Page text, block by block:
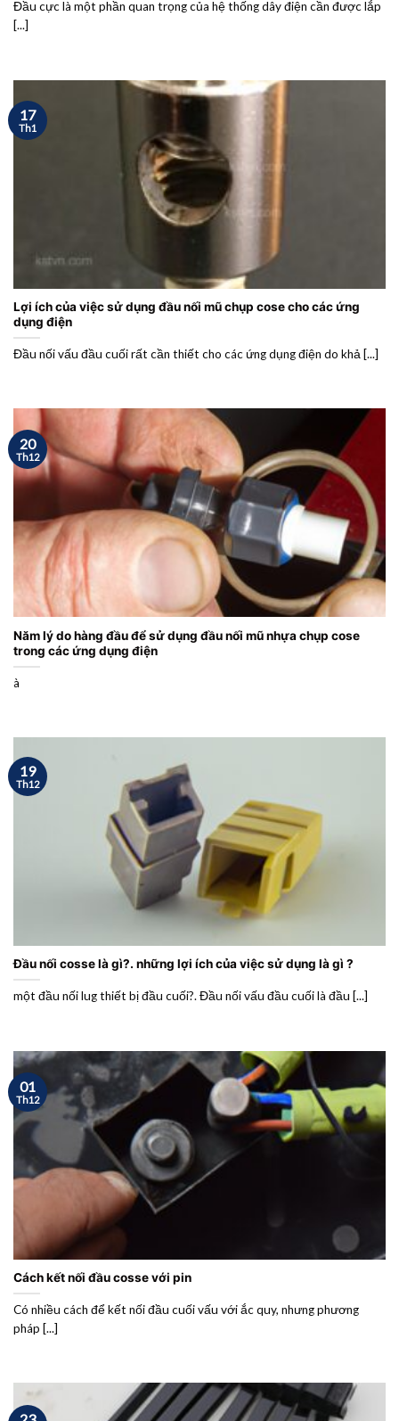
Đầu cực là một phần quan trọng của hệ thống dây điện cần được lắp
[...]
Lợi ích của việc sử dụng đầu nối mũ chụp cose cho các ứng
dụng điện
Đầu nối vấu đầu cuối rất cần thiết cho các ứng dụng điện do khả [...]
17
Th1
Năm lý do hàng đầu để sử dụng đầu nối mũ nhựa chụp cose
trong các ứng dụng điện
à
20
Th12
Đầu nối cosse là gì?. những lợi ích của việc sử dụng là gì ?
một đầu nối lug thiết bị đầu cuối?. Đầu nối vấu đầu cuối là đầu [...]
19
Th12
Cách kết nối đầu cosse với pin
Có nhiều cách để kết nối đầu cuối vấu với ắc quy, nhưng phương
pháp [...]
01
Th12